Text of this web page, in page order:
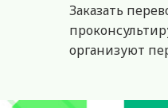
Заказать
организуют